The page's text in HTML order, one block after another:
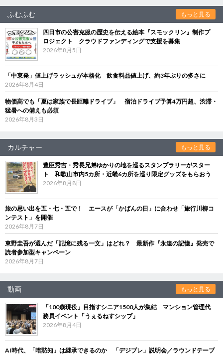
ふむふむ もっと見る
四日市の公害克服の歴史を伝える絵本『スモックリン』制作プ
ロジェクト クラウドファンディングで支援を募集
2026年8月5日
「中東発」値上げラッシュが本格化 飲食料品値上げ、約3年ぶりの多さに
2026年8月4日
物価高でも「夏は家族で長距離ドライブ」 宿泊ドライブ予算4万円超、渋滞・
猛暑への備えも必須
2026年8月3日
カルチャー もっと見る
豊臣秀吉・秀長兄弟ゆかりの地を巡るスタンプラリーがスター
ト 和歌山市内5カ所・近畿6カ所を巡り限定グッズをもらおう
2026年8月8日
旅の思い出を五・七・五で！ エースが「かばんの日」に合わせ「旅行川柳コ
ンテスト」を開催
2026年8月7日
東野圭吾が選んだ「記憶に残る一文」はどれ？ 最新作『永遠の記憶』発売で
読者参加型キャンペーン
2026年8月7日
動画 もっと見る
「100歳現役」目指すシニア1500人が集結 マンション管理代
務員イベント「うぇるねすシップ」
2026年8月4日
AI時代、「暗黙知」は継承できるのか 「デジブレ」説明会／ラウンドテーブ